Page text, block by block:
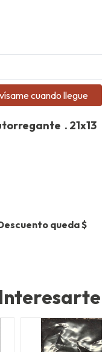
cuando llegue
. 21x13
queda $